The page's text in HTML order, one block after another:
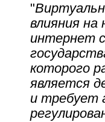
"
влияния на
интернет
которого
является
и требует